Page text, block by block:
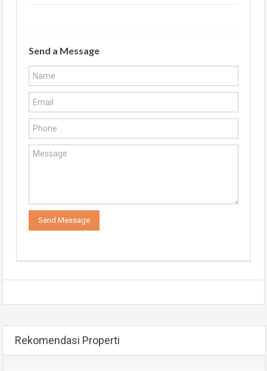
Send a Message
Rekomendasi Properti